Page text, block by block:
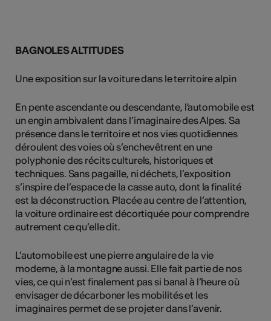
BAGNOLES ALTITUDES
Une exposition sur la voiture dans le territoire alpin
En pente ascendante ou descendante, l'automobile est
un engin ambivalent dans l’imaginaire des Alpes. Sa
présence dans le territoire et nos vies quotidiennes
déroulent des voies où s’enchevêtrent en une
polyphonie des récits culturels, historiques et
techniques. Sans pagaille, ni déchets, l’exposition
s’inspire de l’espace de la casse auto, dont la finalité
est la déconstruction. Placée au centre de l’attention,
la voiture ordinaire est décortiquée pour comprendre
autrement ce qu’elle dit.
L’automobile est une pierre angulaire de la vie
moderne, à la montagne aussi. Elle fait partie de nos
vies, ce qui n’est finalement pas si banal à l’heure où
envisager de décarboner les mobilités et les
imaginaires permet de se projeter dans l’avenir.